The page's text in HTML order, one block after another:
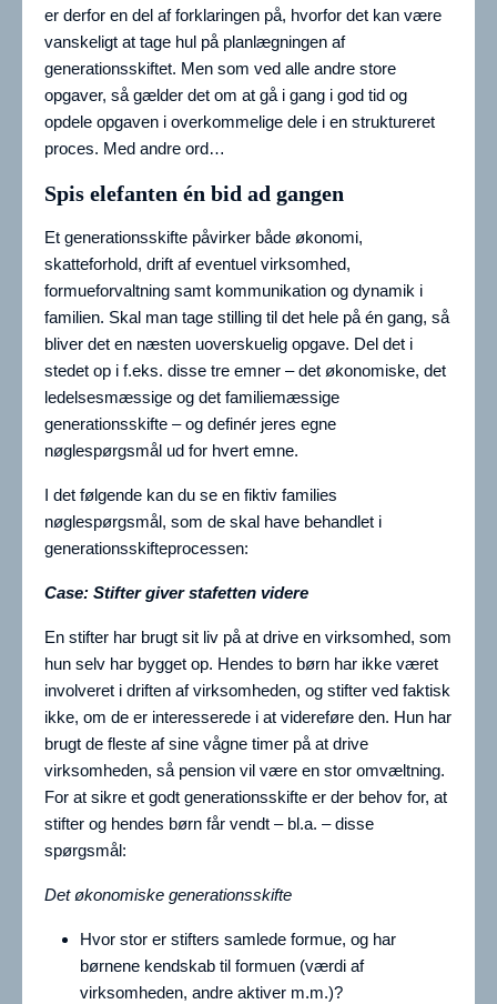
er derfor en del af forklaringen på, hvorfor det kan være
vanskeligt at tage hul på planlægningen af
generationsskiftet. Men som ved alle andre store
opgaver, så gælder det om at gå i gang i god tid og
opdele opgaven i overkommelige dele i en struktureret
proces. Med andre ord…
Spis elefanten én bid ad gangen
Et generationsskifte påvirker både økonomi,
skatteforhold, drift af eventuel virksomhed,
formueforvaltning samt kommunikation og dynamik i
familien. Skal man tage stilling til det hele på én gang, så
bliver det en næsten uoverskuelig opgave. Del det i
stedet op i f.eks. disse tre emner – det økonomiske, det
ledelsesmæssige og det familiemæssige
generationsskifte – og definér jeres egne
nøglespørgsmål ud for hvert emne.
I det følgende kan du se en fiktiv families
nøglespørgsmål, som de skal have behandlet i
generationsskifteprocessen:
Case: Stifter giver stafetten videre
En stifter har brugt sit liv på at drive en virksomhed, som
hun selv har bygget op. Hendes to børn har ikke været
involveret i driften af virksomheden, og stifter ved faktisk
ikke, om de er interesserede i at videreføre den. Hun har
brugt de fleste af sine vågne timer på at drive
virksomheden, så pension vil være en stor omvæltning.
For at sikre et godt generationsskifte er der behov for, at
stifter og hendes børn får vendt – bl.a. – disse
spørgsmål:
Det økonomiske generationsskifte
Hvor stor er stifters samlede formue, og har
børnene kendskab til formuen (værdi af
virksomheden, andre aktiver m.m.)?